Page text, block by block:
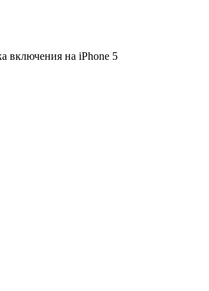
включения на iPhone 5